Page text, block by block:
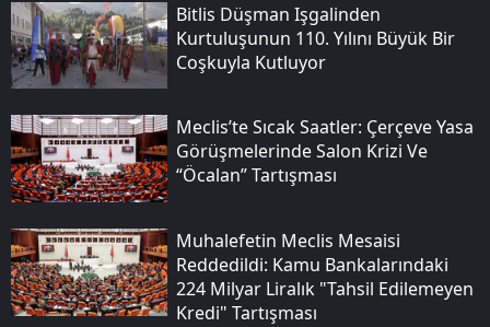
Bitlis Düşman Işgalinden
Kurtuluşunun 110. Yılını Büyük Bir
Coşkuyla Kutluyor
Meclis’te Sıcak Saatler: Çerçeve Yasa
Görüşmelerinde Salon Krizi Ve
“öcalan” Tartışması
Muhalefetin Meclis Mesaisi
Reddedildi: Kamu Bankalarındaki
224 Milyar Liralık "tahsil Edilemeyen
Kredi" Tartışması